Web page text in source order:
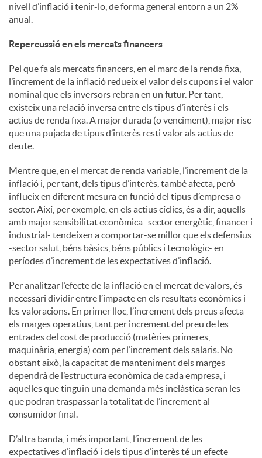
nivell d’inflació i tenir-lo, de forma general entorn a un 2%
anual.
Repercussió en els mercats financers
Pel que fa als mercats financers, en el marc de la renda fixa,
l’increment de la inflació redueix el valor dels cupons i el valor
nominal que els inversors rebran en un futur. Per tant,
existeix una relació inversa entre els tipus d’interès i els
actius de renda fixa. A major durada (o venciment), major risc
que una pujada de tipus d’interès resti valor als actius de
deute.
Mentre que, en el mercat de renda variable, l’increment de la
inflació i, per tant, dels tipus d’interès, també afecta, però
influeix en diferent mesura en funció del tipus d’empresa o
sector. Així, per exemple, en els actius cíclics, és a dir, aquells
amb major sensibilitat econòmica -sector energètic, financer i
industrial- tendeixen a comportar-se millor que els defensius
-sector salut, béns bàsics, béns públics i tecnològic- en
períodes d’increment de les expectatives d’inflació.
Per analitzar l’efecte de la inflació en el mercat de valors, és
necessari dividir entre l’impacte en els resultats econòmics i
les valoracions. En primer lloc, l’increment dels preus afecta
els marges operatius, tant per increment del preu de les
entrades del cost de producció (matèries primeres,
maquinària, energia) com per l’increment dels salaris. No
obstant això, la capacitat de manteniment dels marges
dependrà de l’estructura econòmica de cada empresa, i
aquelles que tinguin una demanda més inelàstica seran les
que podran traspassar la totalitat de l’increment al
consumidor final.
D’altra banda, i més important, l’increment de les
expectatives d’inflació i dels tipus d’interès té un efecte